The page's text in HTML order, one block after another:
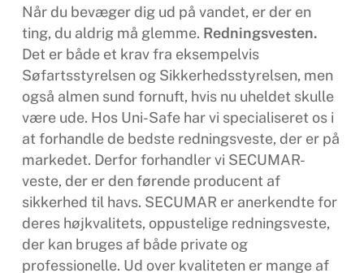
Når du bevæger dig ud på vandet, er der en
ting, du aldrig må glemme. Redningsvesten.
Det er både et krav fra eksempelvis
Søfartsstyrelsen og Sikkerhedsstyrelsen, men
også almen sund fornuft, hvis nu uheldet skulle
være ude. Hos Uni-Safe har vi specialiseret os i
at forhandle de bedste redningsveste, der er på
markedet. Derfor forhandler vi SECUMAR-
veste, der er den førende producent af
sikkerhed til havs. SECUMAR er anerkendte for
deres højkvalitets, oppustelige redningsveste,
der kan bruges af både private og
professionelle. Ud over kvaliteten er mange af